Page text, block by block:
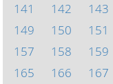
141
142 143
149
150 151
157
158 159
165
166 167